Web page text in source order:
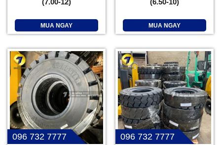
(7.00-12)
MUA NGAY
(6.50-10)
MUA NGAY
096 732 7777 096 732 7777